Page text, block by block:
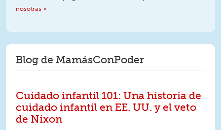
nosotras »
Blog de MamásConPoder
Cuidado infantil 101: Una historia de
cuidado infantil en EE. UU. y el veto
de Nixon